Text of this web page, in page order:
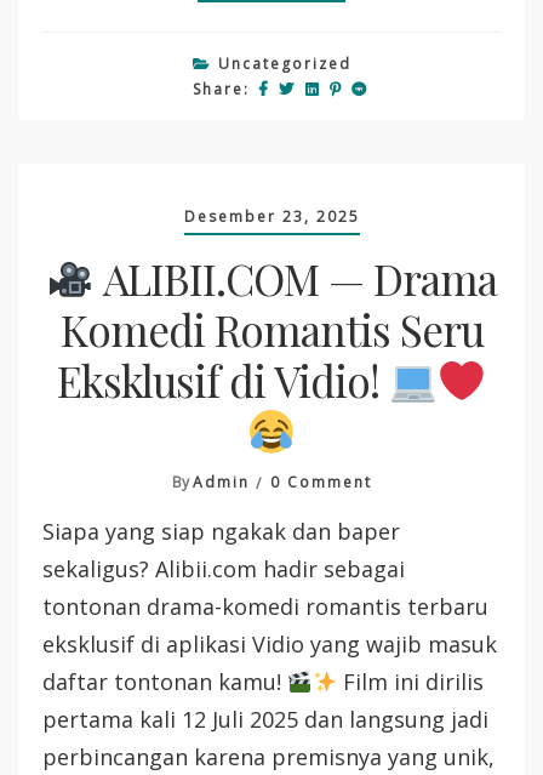
Uncategorized
Share:
Desember 23, 2025
ALIBII.COM — Drama
Komedi Romantis Seru
Eksklusif di Vidio!
ByAdmin 0 CommentOn
ALIBII.COM
Drama
Komedi
Romantis
Seru
Eksklusif
Vidio!
Siapa yang siap ngakak dan baper
sekaligus? Alibii.com hadir sebagai
tontonan drama-komedi romantis terbaru
eksklusif di aplikasi Vidio yang wajib masuk
daftar tontonan kamu!
Film ini dirilis
pertama kali 12 Juli 2025 dan langsung jadi
perbincangan karena premisnya yang unik,